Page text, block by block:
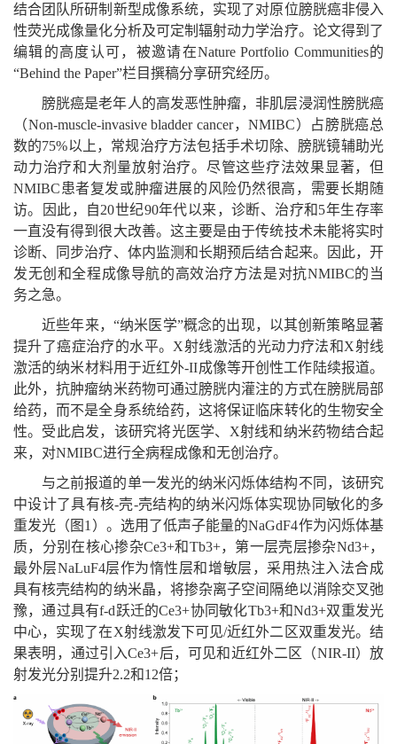
结合团队所研制新型成像系统，实现了对原位膀胱癌非侵入
性荧光成像量化分析及可定制辐射动力学治疗。论文得到了
编辑的高度认可，被邀请在Nature Portfolio Communities的
“Behind the Paper”栏目撰稿分享研究经历。
膀胱癌是老年人的高发恶性肿瘤，非肌层浸润性膀胱癌
（Non-muscle-invasive bladder cancer，NMIBC）占膀胱癌总
数的75%以上，常规治疗方法包括手术切除、膀胱镜辅助光
动力治疗和大剂量放射治疗。尽管这些疗法效果显著，但
NMIBC患者复发或肿瘤进展的风险仍然很高，需要长期随
访。因此，自20世纪90年代以来，诊断、治疗和5年生存率
一直没有得到很大改善。这主要是由于传统技术未能将实时
诊断、同步治疗、体内监测和长期预后结合起来。因此，开
发无创和全程成像导航的高效治疗方法是对抗NMIBC的当
务之急。
近些年来，“纳米医学”概念的出现，以其创新策略显著
提升了癌症治疗的水平。X射线激活的光动力疗法和X射线
激活的纳米材料用于近红外-II成像等开创性工作陆续报道。
此外，抗肿瘤纳米药物可通过膀胱内灌注的方式在膀胱局部
给药，而不是全身系统给药，这将保证临床转化的生物安全
性。受此启发，该研究将光医学、X射线和纳米药物结合起
来，对NMIBC进行全病程成像和无创治疗。
与之前报道的单一发光的纳米闪烁体结构不同，该研究
中设计了具有核-壳-壳结构的纳米闪烁体实现协同敏化的多
重发光（图1）。选用了低声子能量的NaGdF4作为闪烁体基
质，分别在核心掺杂Ce3+和Tb3+，第一层壳层掺杂Nd3+，
最外层NaLuF4层作为惰性层和增敏层，采用热注入法合成
具有核壳结构的纳米晶，将掺杂离子空间隔绝以消除交叉弛
豫，通过具有f-d跃迁的Ce3+协同敏化Tb3+和Nd3+双重发光
中心，实现了在X射线激发下可见/近红外二区双重发光。结
果表明，通过引入Ce3+后，可见和近红外二区（NIR-II）放
射发光分别提升2.2和12倍；